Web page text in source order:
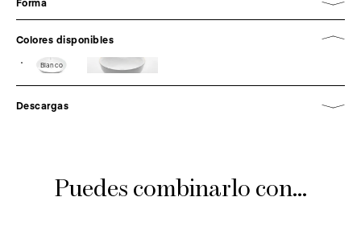
Colores disponibles
Blanco
Descargas
Puedes combinarlo con...